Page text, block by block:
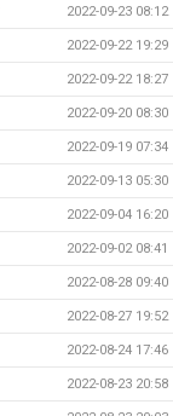
2022-09-23 08:12
2022-09-22 19:29
2022-09-22 18:27
2022-09-20 08:30
2022-09-19 07:34
2022-09-13 05:30
2022-09-04 16:20
2022-09-02 08:41
2022-08-28 09:40
2022-08-27 19:52
2022-08-24 17:46
2022-08-23 20:58